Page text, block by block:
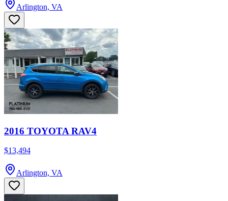
Arlington, VA
2016 TOYOTA RAV4
$13,494
Arlington, VA